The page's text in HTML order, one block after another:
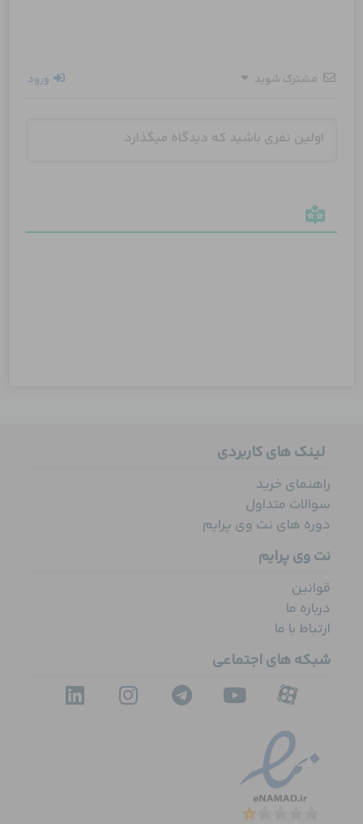
مشترک شوید ورود
لینک های کاربردی
راهنمای خرید
سوالات متداول
دوره های نت وی پرایم
نت وی پرایم
قوانین
درباره ما
ارتباط با ما
شبکه های اجتماعی